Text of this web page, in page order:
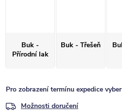
Buk -
Přírodní lak
Buk - Třešeň
Pro zobrazení termínu expedice
Možnosti doručení